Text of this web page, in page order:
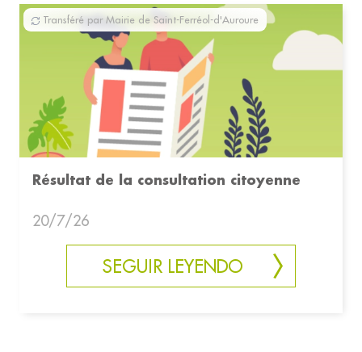
Transféré par Mairie de Saint-Ferréol-d'Auroure
Résultat de la consultation citoyenne
20/7/26
SEGUIR LEYENDO